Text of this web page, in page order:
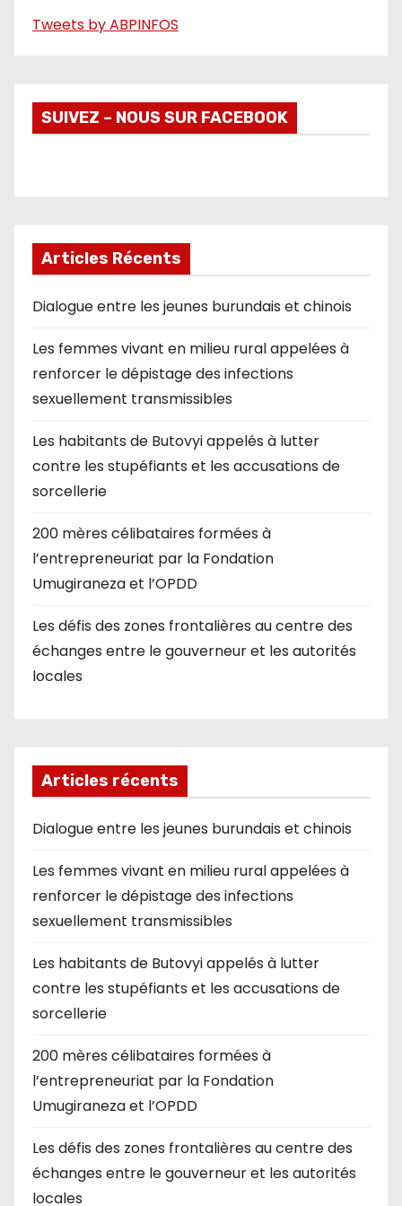
Tweets by ABPINFOS
SUIVEZ – NOUS SUR FACEBOOK
Articles Récents
Dialogue entre les jeunes burundais et chinois
Les femmes vivant en milieu rural appelées à
renforcer le dépistage des infections
sexuellement transmissibles
Les habitants de Butovyi appelés à lutter
contre les stupéfiants et les accusations de
sorcellerie
200 mères célibataires formées à
l’entrepreneuriat par la Fondation
Umugiraneza et l’OPDD
Les défis des zones frontalières au centre des
échanges entre le gouverneur et les autorités
locales
Articles récents
Dialogue entre les jeunes burundais et chinois
Les femmes vivant en milieu rural appelées à
renforcer le dépistage des infections
sexuellement transmissibles
Les habitants de Butovyi appelés à lutter
contre les stupéfiants et les accusations de
sorcellerie
200 mères célibataires formées à
l’entrepreneuriat par la Fondation
Umugiraneza et l’OPDD
Les défis des zones frontalières au centre des
échanges entre le gouverneur et les autorités
locales